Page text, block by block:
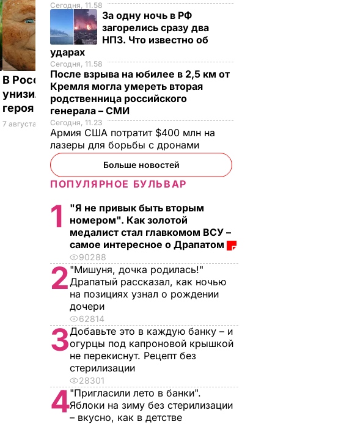
В России жестоко
унизили любимого
героя Путина
7 августа, 23.32БУЛЬВАР
"Димка был вроде
нормальный, пока не
сбухался". В сеть
попали снимки
Кабаевой с
Медведевым
7 августа, 20.39
Сегодня, 11.58
За одну ночь в РФ
загорелись сразу два
НПЗ. Что известно об
ударах
Сегодня, 11.58
После взрыва на юбилее в 2,5 км от
Кремля могла умереть вторая
родственница российского
генерала – СМИ
Сегодня, 11.23
Армия США потратит $400 млн на
лазеры для борьбы с дронами
Больше новостей
ПОПУЛЯРНОЕ БУЛЬВАР
1
"Я не привык быть вторым
номером". Как золотой
медалист стал главкомом ВСУ –
самое интересное о Драпатом
90288
2 "Мишуня, дочка родилась!"
Драпатый рассказал, как ночью
на позициях узнал о рождении
дочери
62814
3Добавьте это в каждую банку – и
огурцы под капроновой крышкой
не перекиснут. Рецепт без
стерилизации
28301
4"Пригласили лето в банки".
Яблоки на зиму без стерилизации
– вкусно, как в детстве